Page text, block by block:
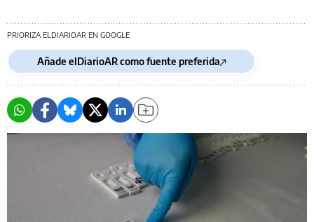
PRIORIZA ELDIARIOAR EN GOOGLE
Añade elDiarioAR como fuente preferida